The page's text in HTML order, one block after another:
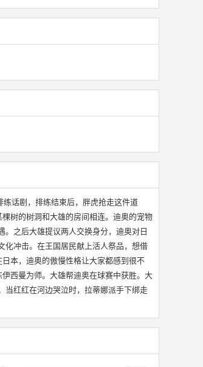
话剧，排练结束后，胖虎抢走这件道
树的树洞和大雄的房间相连。迪奥的宠物
之后大雄提议两人交换身分，迪奥对日
化冲击。在王国居民献上活人祭品，想借
本，迪奥的傲慢性格让大家都感到很不
西曼为师。大雄帮迪奥在球赛中获胜。大
当红红在河边哭泣时，拉蒂娜派手下绑走